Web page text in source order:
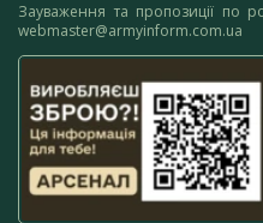
Зауваження та пропозиції по
webmaster@armyinform.com.ua